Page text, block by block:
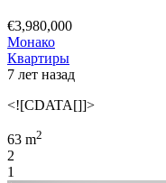
€3,980,000
Монако
Квартиры
7 лет назад
<![CDATA[]]>
63 m2
2
1